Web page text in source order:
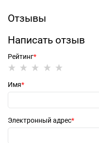
Отзывы
Написать отзыв
Рейтинг
Имя
Электронный адрес